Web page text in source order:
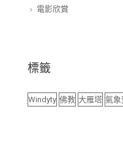
電影欣賞
標籤
Windyty 佛教 大雁塔 氣象